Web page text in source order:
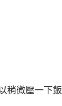
稍微壓一下飯